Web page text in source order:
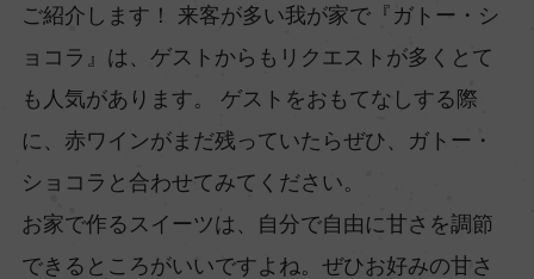
ご紹介します！ 来客が多い我が家で『ガトー・シ
ョコラ』は、ゲストからもリクエストが多くとて
も人気があります。 ゲストをおもてなしする際
に、赤ワインがまだ残っていたらぜひ、ガトー・
ショコラと合わせてみてください。
お家で作るスイーツは、自分で自由に甘さを調節
できるところがいいですよね。ぜひお好みの甘さ